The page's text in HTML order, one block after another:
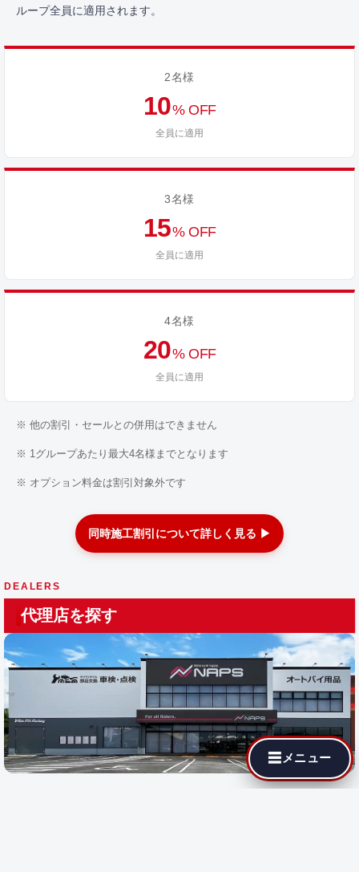
ループ全員に適用されます。
2名様
10% OFF
全員に適用
3名様
15% OFF
全員に適用
4名様
20% OFF
全員に適用
※ 他の割引・セールとの併用はできません
※ 1グループあたり最大4名様までとなります
※ オプション料金は割引対象外です
同時施工割引について詳しく見る ▶
DEALERS
代理店を探す
☰ メニュー